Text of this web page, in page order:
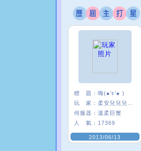
標 題： 嗨(●‘ε’● )
玩 家：
伺服器： 溫柔巨蟹
人 氣： 17369
2013/06/13